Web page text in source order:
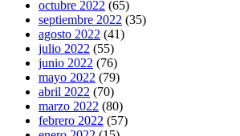
octubre 2022 (65)
septiembre 2022 (35)
agosto 2022 (41)
julio 2022 (55)
junio 2022 (76)
mayo 2022 (79)
abril 2022 (70)
marzo 2022 (80)
febrero 2022 (57)